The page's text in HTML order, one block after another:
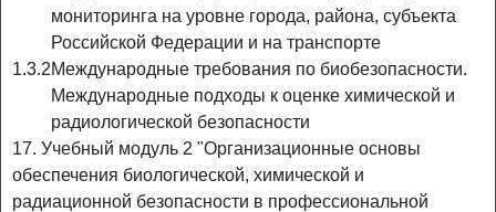
мониторинга на уровне города, района, субъекта
Российской Федерации и на транспорте
1.3.2Международные требования по биобезопасности.
Международные подходы к оценке химической и
радиологической безопасности
17. Учебный модуль 2 "Организационные основы
обеспечения биологической, химической и
радиационной безопасности в профессиональной